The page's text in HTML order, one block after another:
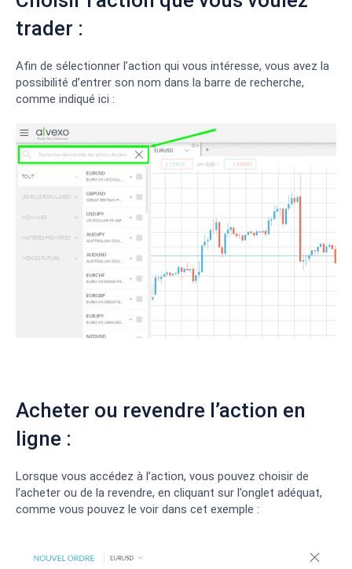
trader :
Afin de sélectionner l’action qui vous intéresse, vous avez la
possibilité d’entrer son nom dans la barre de recherche,
comme indiqué ici :
Acheter ou revendre l’action en
ligne :
Lorsque vous accédez à l’action, vous pouvez choisir de
l’acheter ou de la revendre, en cliquant sur l’onglet adéquat,
comme vous pouvez le voir dans cet exemple :